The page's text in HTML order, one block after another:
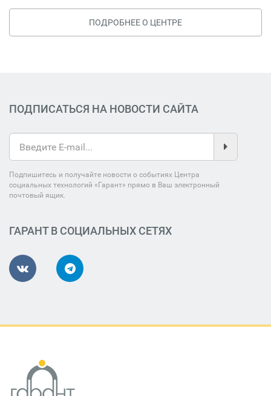
ПОДРОБНЕЕ О ЦЕНТРЕ
ПОДПИСАТЬСЯ НА НОВОСТИ САЙТА
Подпишитесь и получайте новости о событиях Центра
социальных технологий «Гарант» прямо в Ваш электронный
почтовый ящик.
ГАРАНТ В СОЦИАЛЬНЫХ СЕТЯХ